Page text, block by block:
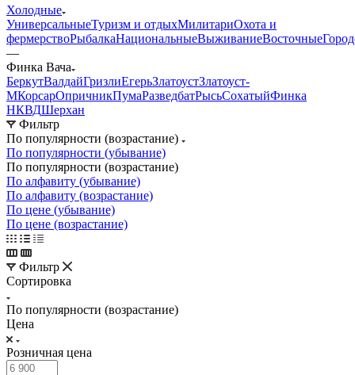
Холодные
УниверсальныеТуризм и отдыхМилитариОхота и
фермерствоРыбалкаНациональныеВыживаниеВосточные
—
Финка Вача
БеркутВалдайГризлиЕгерьЗлатоустЗлатоуст-
МКорсарОпричникПумаРазведбатРысьСохатыйФинка
НКВДШерхан
Фильтр
По популярности (возрастание)
По популярности (убывание)
По популярности (возрастание)
По алфавиту (убывание)
По алфавиту (возрастание)
По цене (убывание)
По цене (возрастание)
Фильтр
Сортировка
По популярности (возрастание)
Цена
Розничная цена